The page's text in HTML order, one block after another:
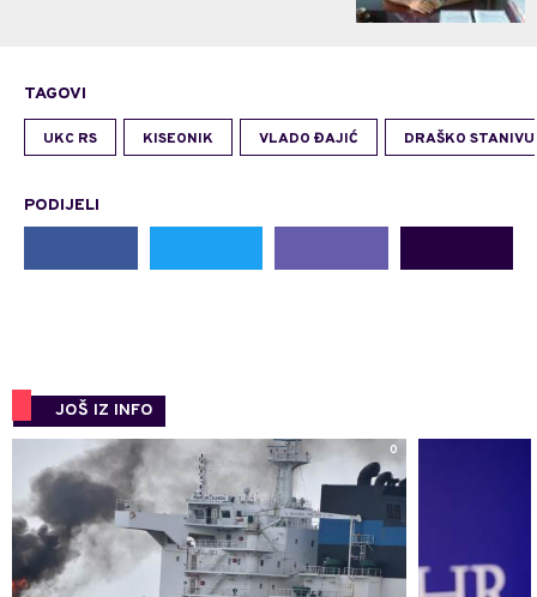
TAGOVI
UKC RS KISEONIK VLADO ĐAJIĆ DRAŠKO
PODIJELI
JOŠ IZ INFO
0